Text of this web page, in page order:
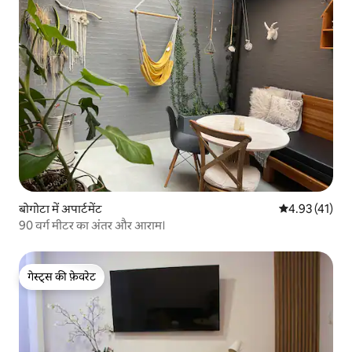
बोगोटा में अपार्टमेंट औसत रेटिंग 5 में
4.93 (41)
90 वर्ग मीटर का अंतर और आराम।
गेस्ट्स की फ़ेवरेट
गेस्ट्स की फ़ेवरेट